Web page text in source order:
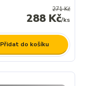
271 Kč
288 Kč/ks
Přidat do košíku